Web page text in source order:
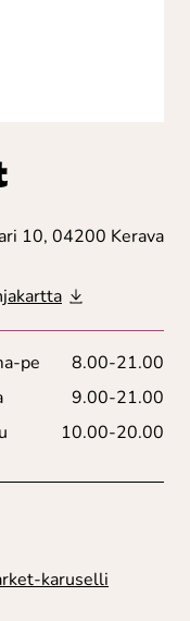
10, 04200 Kerava
pe
8.00-21.00
9.00-21.00
10.00-20.00
karuselli